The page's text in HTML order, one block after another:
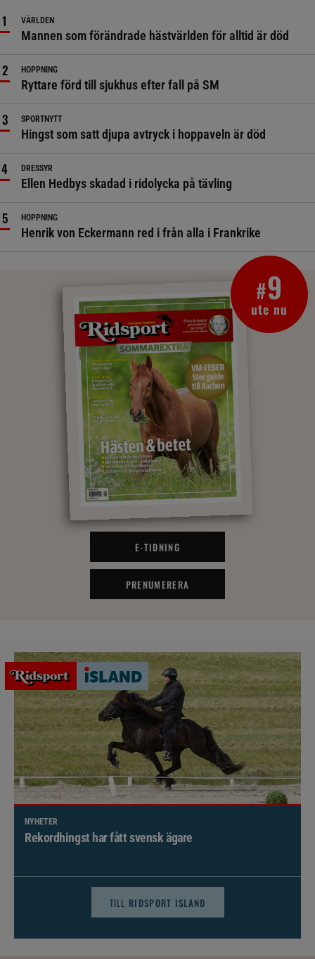
VÄRLDEN
Mannen som förändrade hästvärlden för alltid är död
HOPPNING
Ryttare förd till sjukhus efter fall på SM
SPORTNYTT
Hingst som satt djupa avtryck i hoppaveln är död
DRESSYR
Ellen Hedbys skadad i ridolycka på tävling
HOPPNING
Henrik von Eckermann red i från alla i Frankrike
#9
ute nu
E-TIDNING
PRENUMERERA
NYHETER
Brett politiskt stöd för förändringar i djursjukvården –
TILL RIDSPORT ISLAND